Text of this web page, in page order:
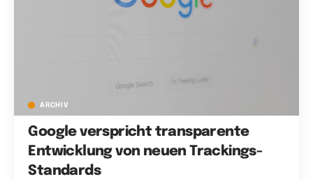
ARCHIV
Google verspricht transparente
Entwicklung von neuen Trackings-
Standards